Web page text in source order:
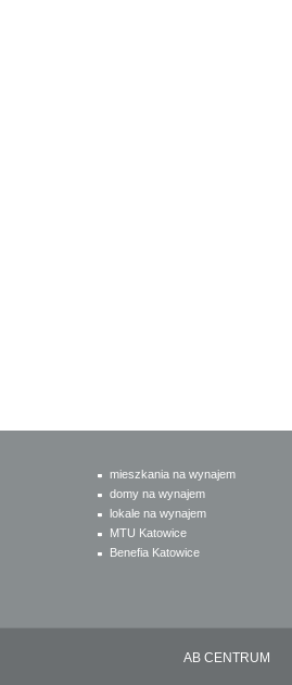
mieszkania na wynajem
domy na wynajem
lokale na wynajem
MTU Katowice
Benefia Katowice
AB CENTRUM